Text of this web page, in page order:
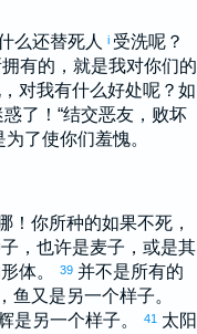
么还替死人 i 受洗呢？
有的，就是我对你们的
对我有什么好处呢？如
了！“结交恶友，败坏
了使你们羞愧。
！你所种的如果不死，
，也许是麦子，或是其
体。 39 并不是所有的
又是另一个样子。
是另一个样子。 41 太阳